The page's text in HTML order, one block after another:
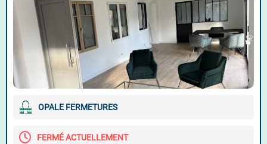
OPALE FERMETURES
FERMÉ ACTUELLEMENT